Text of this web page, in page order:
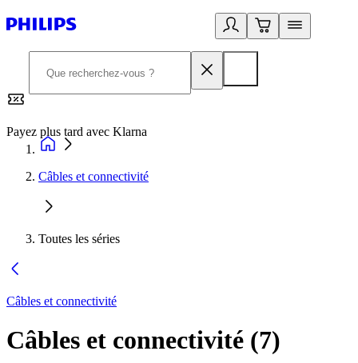
Payez plus tard avec Klarna
Câbles et connectivité
Toutes les séries
Câbles et connectivité
Câbles et connectivité (7)